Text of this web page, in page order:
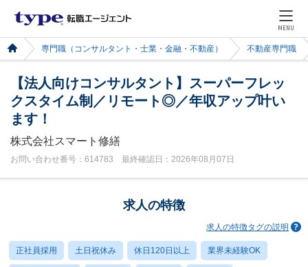
MENU
専門職（コンサルタント・士業・金融・不動産） 不動産専門職
【法人向けコンサルタント】スーパーフレッ
クスタイム制／リモート◎／年収アップ叶い
ます！
株式会社スマート修繕
お問い合わせ番号：614783 最終確認日：2026年08月07日
求人の特徴
求人の特徴タグの説明
正社員採用 土日祝休み 休日120日以上 業界未経験OK